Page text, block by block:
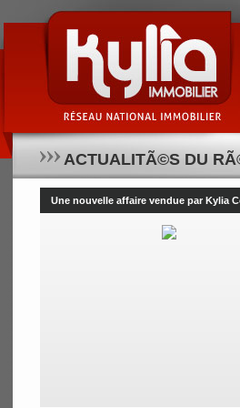
ACTUALITÃ©S DU
Une nouvelle affaire vendue par Kylia